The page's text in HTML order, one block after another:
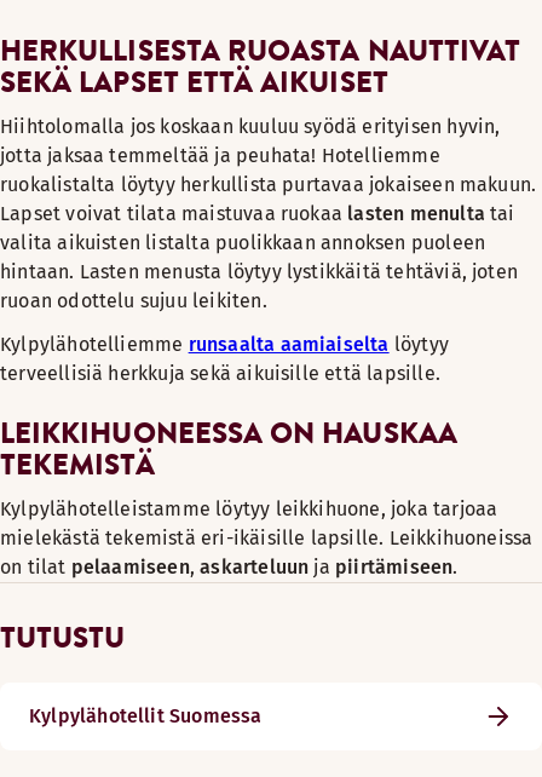
HERKULLISESTA RUOASTA NAUTTIVAT
SEKÄ LAPSET ETTÄ AIKUISET
Hiihtolomalla jos koskaan kuuluu syödä erityisen hyvin,
jotta jaksaa temmeltää ja peuhata! Hotelliemme
ruokalistalta löytyy herkullista purtavaa jokaiseen makuun.
Lapset voivat tilata maistuvaa ruokaa lasten menulta tai
valita aikuisten listalta puolikkaan annoksen puoleen
hintaan. Lasten menusta löytyy lystikkäitä tehtäviä, joten
ruoan odottelu sujuu leikiten.
Kylpylähotelliemme runsaalta aamiaiselta löytyy
terveellisiä herkkuja sekä aikuisille että lapsille.
LEIKKIHUONEESSA ON HAUSKAA
TEKEMISTÄ
Kylpylähotelleistamme löytyy leikkihuone, joka tarjoaa
mielekästä tekemistä eri-ikäisille lapsille. Leikkihuoneissa
on tilat pelaamiseen, askarteluun ja piirtämiseen.
TUTUSTU
Kylpylähotellit Suomessa